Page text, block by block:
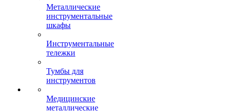
Металлические
инструментальные
шкафы
Инструментальные
тележки
Тумбы для
инструментов
Медицинские
металлические